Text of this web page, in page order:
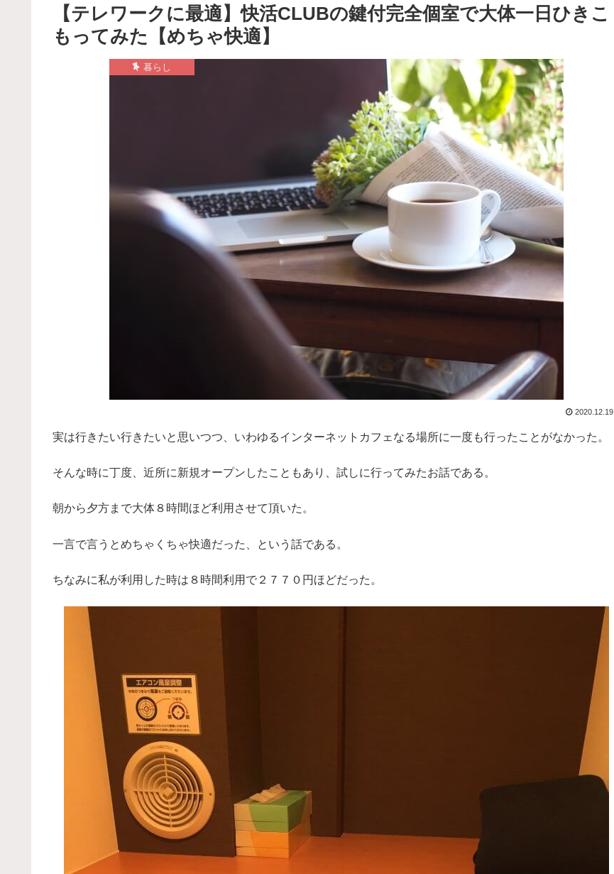
【テレワークに最適】快活CLUBの鍵付完全個室で大体一日ひきこ
もってみた【めちゃ快適】
暮らし
2020.12.19
実は行きたい行きたいと思いつつ、いわゆるインターネットカフェなる場所に一度も行ったことがなかった。
そんな時に丁度、近所に新規オープンしたこともあり、試しに行ってみたお話である。
朝から夕方まで大体８時間ほど利用させて頂いた。
一言で言うとめちゃくちゃ快適だった、という話である。
ちなみに私が利用した時は８時間利用で２７７０円ほどだった。